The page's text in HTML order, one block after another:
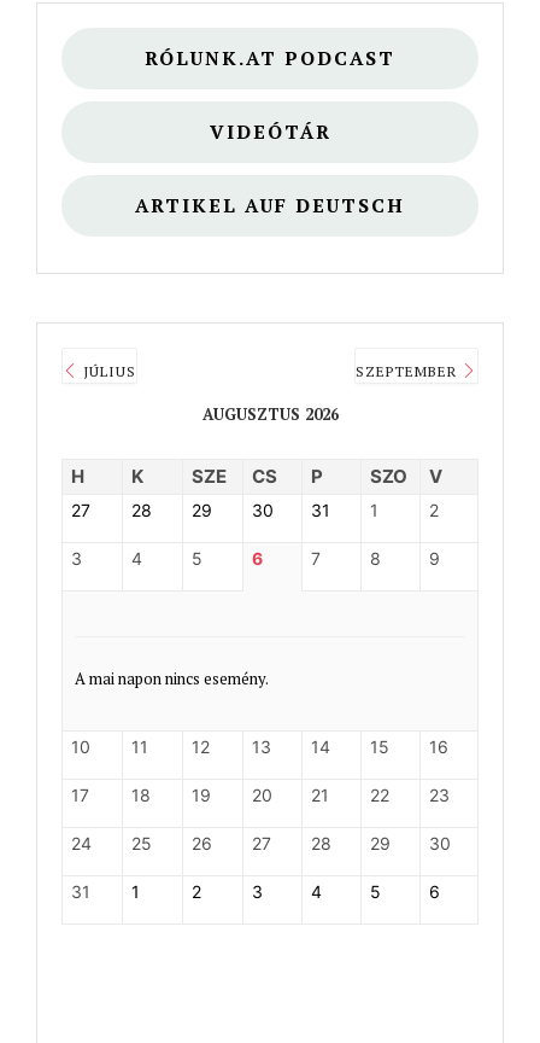
RÓLUNK.AT PODCAST
VIDEÓTÁR
ARTIKEL AUF DEUTSCH
JÚLIUS
AUGUSZTUS 2026
SZEPTEMBER
H K SZE CS P SZO V
27 28 29 30 31 1 2
3 4 5 6 7 8 9
A mai napon nincs esemény.
10 11 12 13 14 15 16
17 18 19 20 21 22 23
24 25 26 27 28 29 30
31 1 2 3 4 5 6